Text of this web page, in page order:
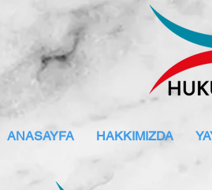
ANASAYFA HAKKIMIZDA